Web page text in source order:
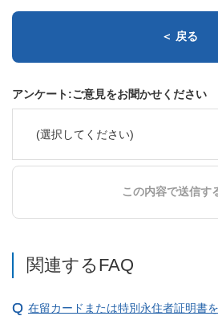
＜ 戻る
アンケート:ご意見をお聞かせください
(選択してください)
この内容で送信す
関連するFAQ
在留カードまたは特別永住者証明書